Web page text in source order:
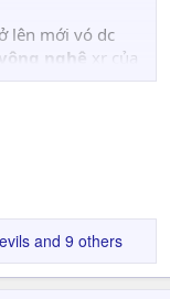
lên mới vó dc
nghệ xr của
hôm truớc cài
và ds4
and 9 others